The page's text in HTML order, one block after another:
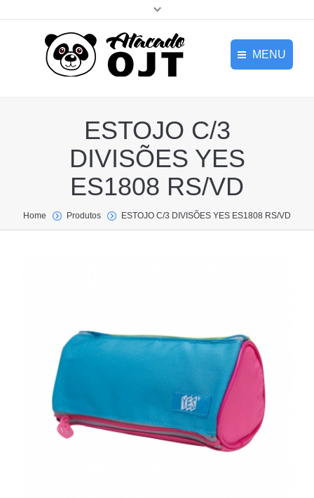
MENU
Empresa
EMPRESA
NOVIDADES
PRODUTOS
CONTATO
ESTOJO C/3
DIVISÕES YES
ES1808 RS/VD
Home Produtos ESTOJO C/3 DIVISÕES YES ES1808 RS/VD